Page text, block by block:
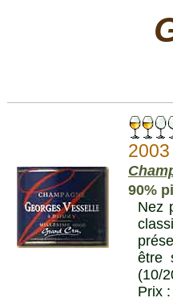
2003
90%
Nez
être
(10/
Prix